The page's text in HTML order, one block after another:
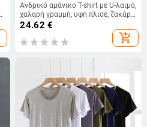
Ανδρικό αμάνικο T-shirt με U-λαιμό,
χαλαρή γραμμή, υφή πλισέ, ζακάρ
πλεκτό, διαπνοή πολυεστέρα,
24.62 €
add_shopping_cart